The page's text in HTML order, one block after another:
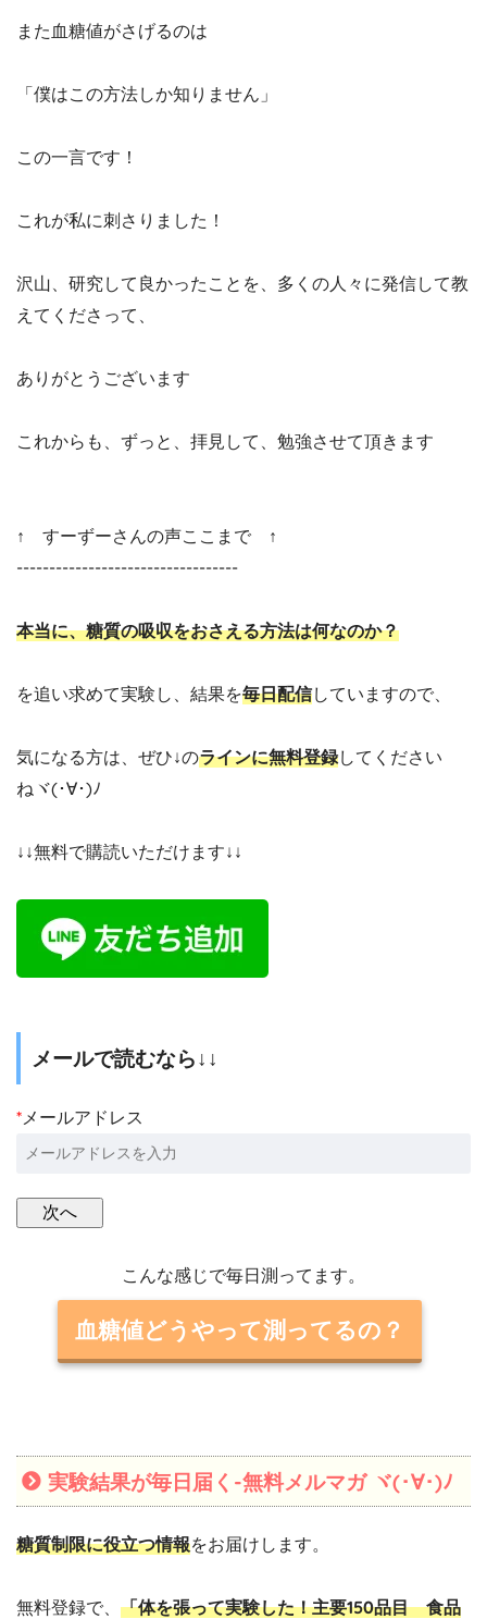
また血糖値がさげるのは
「僕はこの方法しか知りません」
この一言です！
これが私に刺さりました！
沢山、研究して良かったことを、多くの人々に発信して教
えてくださって、
ありがとうございます
これからも、ずっと、拝見して、勉強させて頂きます
↑ すーずーさんの声ここまで ↑
----------------------------------
本当に、糖質の吸収をおさえる方法は何なのか？
を追い求めて実験し、結果を毎日配信していますので、
気になる方は、ぜひ↓のラインに無料登録してください
ねヾ(･∀･)ﾉ
↓↓無料で購読いただけます↓↓
メールで読むなら↓↓
* メールアドレス
こんな感じで毎日測ってます。
血糖値どうやって測ってるの？
実験結果が毎日届く-無料メルマガ ヾ(･∀･)ﾉ
糖質制限に役立つ情報をお届けします。
無料登録で、 「体を張って実験した！主要150品目 食品